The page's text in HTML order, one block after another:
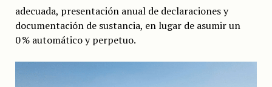
adecuada, presentación anual de declaraciones y
documentación de sustancia, en lugar de asumir un
0 % automático y perpetuo.